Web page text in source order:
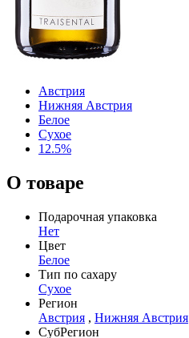
Австрия
Нижняя Австрия
Белое
Сухое
12.5%
О товаре
Подарочная упаковка
Нет
Цвет
Белое
Тип по сахару
Сухое
Регион
Австрия , Нижняя Австрия
СубРегион